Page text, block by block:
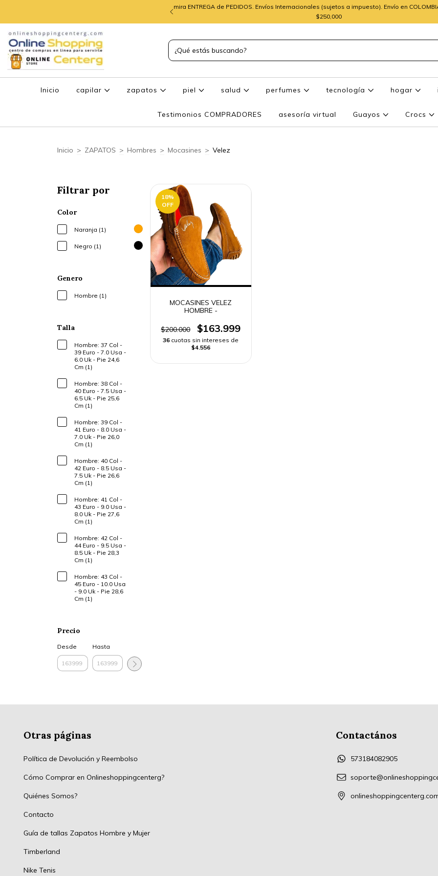
mira ENTREGA de PEDIDOS. Envíos Internacionales (sujetos a impuesto). Envío en
$250,000
Inicio capilar zapatos piel salud perfumes tecnología hogar
Testimonios COMPRADORES asesoría virtual Guayos Crocs
Inicio > ZAPATOS > Hombres > Mocasines > Velez
Filtrar por
Color
Naranja (1)
Negro (1)
Genero
Hombre (1)
Talla
Hombre: 37 Col -
39 Euro - 7.0 Usa -
6.0 Uk - Pie 24,6
Cm (1)
Hombre: 38 Col -
40 Euro - 7.5 Usa -
6.5 Uk - Pie 25,6
Cm (1)
Hombre: 39 Col -
41 Euro - 8.0 Usa -
7.0 Uk - Pie 26,0
Cm (1)
Hombre: 40 Col -
42 Euro - 8.5 Usa -
7.5 Uk - Pie 26,6
Cm (1)
Hombre: 41 Col -
43 Euro - 9.0 Usa -
8.0 Uk - Pie 27,6
Cm (1)
Hombre: 42 Col -
44 Euro - 9.5 Usa -
8.5 Uk - Pie 28,3
Cm (1)
Hombre: 43 Col -
45 Euro - 10.0 Usa
- 9.0 Uk - Pie 28,6
Cm (1)
Precio
Desde Hasta
18%
OFF
MOCASINES VELEZ
HOMBRE -
$200.000 $163.999
36 cuotas sin intereses de
$4.556
Otras páginas
Política de Devolución y Reembolso
Cómo Comprar en Onlineshoppingcenterg?
Quiénes Somos?
Contacto
Guía de tallas Zapatos Hombre y Mujer
Timberland
Nike Tenis
Contactános
573184082905